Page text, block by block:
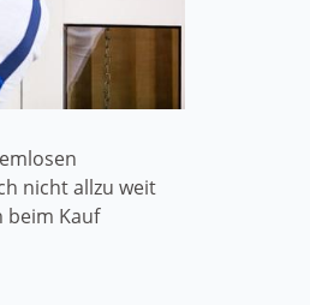
nicht allzu weit
beim Kauf